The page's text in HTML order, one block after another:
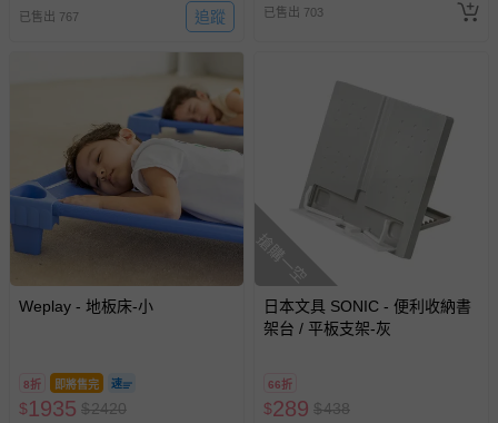
已售出 767 追蹤 已售出 703
Weplay - 地板床-小
8折 即將售完
$1935 $2420
搶購一空
日本文具 SONIC - 便利收納書
架台 / 平板支架-灰
66折
$289 $438